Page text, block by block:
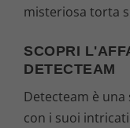
misteriosa torta
SCOPRI
DETECTEAM
Detecteam è
con i suoi